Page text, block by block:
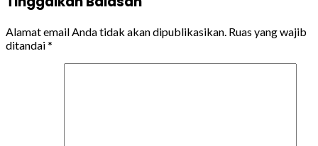
Alamat email Anda tidak akan dipublikasikan. Ruas yang wajib
ditandai*